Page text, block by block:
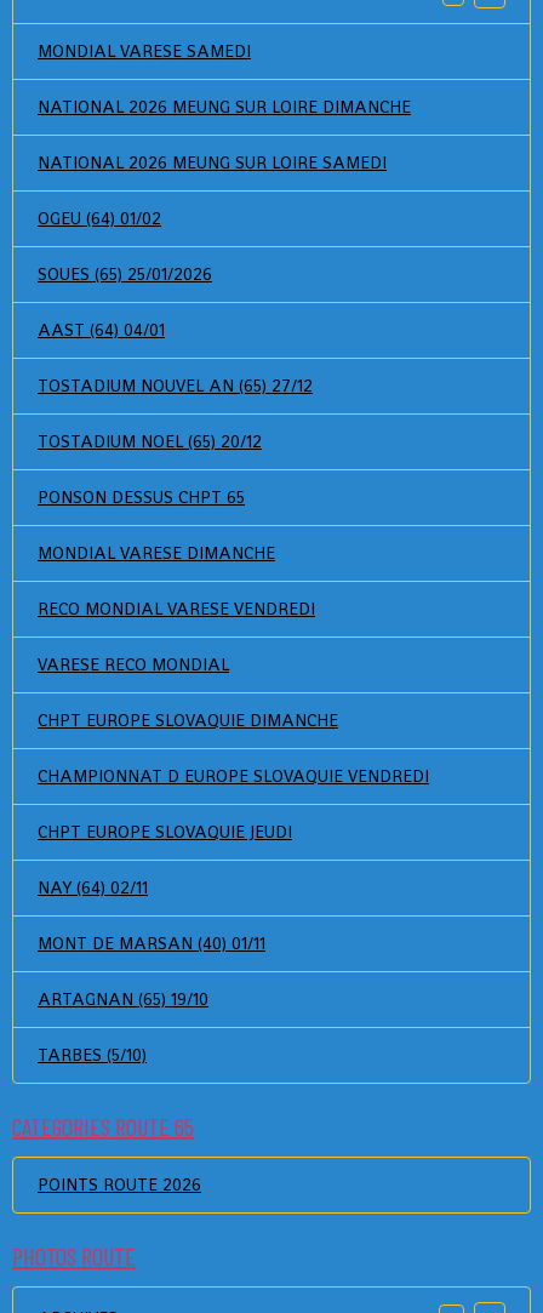
MONDIAL VARESE SAMEDI
NATIONAL 2026 MEUNG SUR LOIRE DIMANCHE
NATIONAL 2026 MEUNG SUR LOIRE SAMEDI
OGEU (64) 01/02
SOUES (65) 25/01/2026
AAST (64) 04/01
TOSTADIUM NOUVEL AN (65) 27/12
TOSTADIUM NOEL (65) 20/12
PONSON DESSUS CHPT 65
MONDIAL VARESE DIMANCHE
RECO MONDIAL VARESE VENDREDI
VARESE RECO MONDIAL
CHPT EUROPE SLOVAQUIE DIMANCHE
CHAMPIONNAT D EUROPE SLOVAQUIE VENDREDI
CHPT EUROPE SLOVAQUIE JEUDI
NAY (64) 02/11
MONT DE MARSAN (40) 01/11
ARTAGNAN (65) 19/10
TARBES (5/10)
CATEGORIES ROUTE 65
POINTS ROUTE 2026
PHOTOS ROUTE